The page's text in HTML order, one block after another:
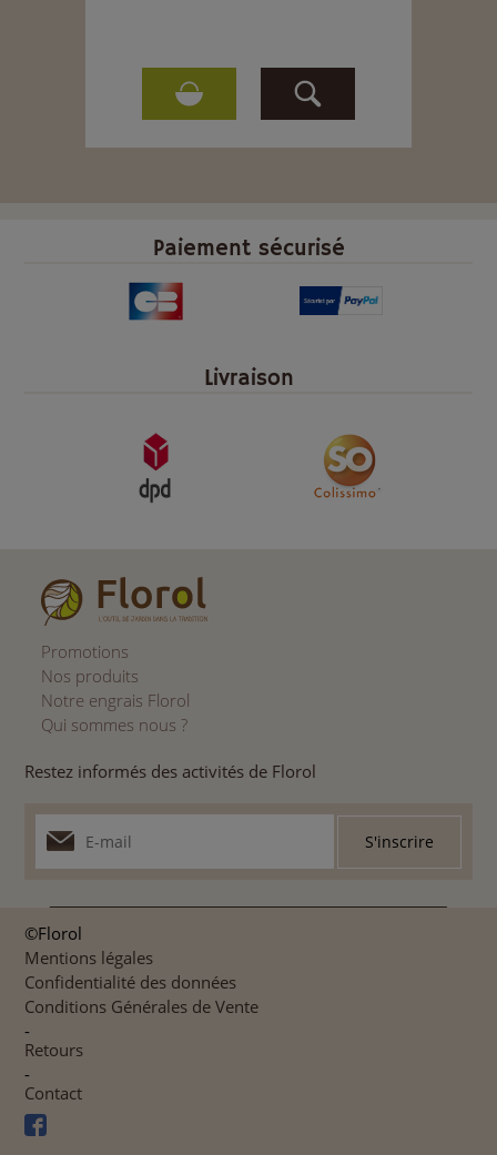
Paiement sécurisé
Livraison
Promotions
Nos produits
Notre engrais Florol
Qui sommes nous ?
Restez informés des activités de Florol
©Florol
Mentions légales
Confidentialité des données
Conditions Générales de Vente
-
Retours
-
Contact